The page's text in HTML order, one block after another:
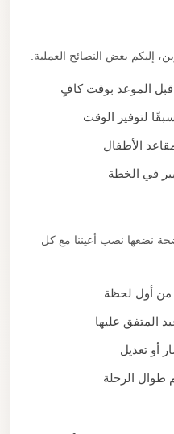
بعض النصائح العملية.
الموعد بوقت كافٍ
لتوفير الوقت
الأطفال
في الخطة
نضعها نصب أعيننا مع كل
أول لحظة
المتفق عليها
أو تعديل
الرحلة